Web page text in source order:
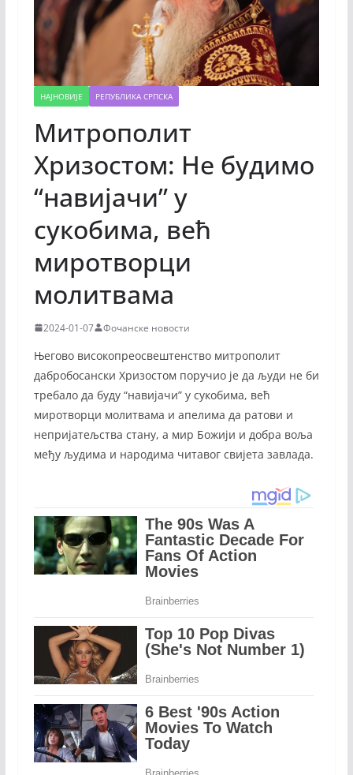
НАЈНОВИЈЕ РЕПУБЛИКА СРПСКА
Митрополит
Хризостом: Не будимо
“навијачи” у
сукобима, већ
миротворци
молитвама
2024-01-07 Фочанске новости
Његово високопреосвештенство митрополит
дабробосански Хризостом поручио је да људи не би
требало да буду “навијачи” у сукобима, већ
миротворци молитвама и апелима да ратови и
непријатељства стану, а мир Божији и добра воља
међу људима и народима читавог свијета завлада.